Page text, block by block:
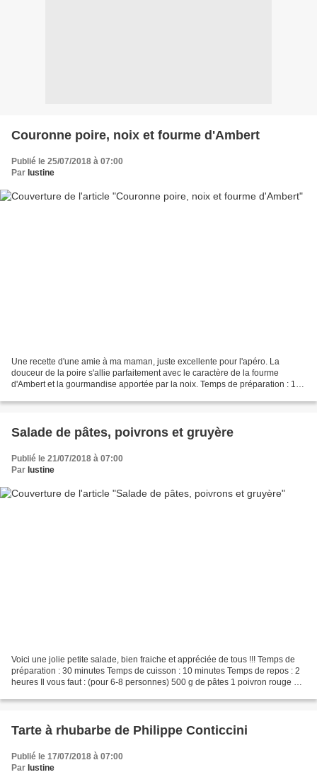
Couronne poire, noix et fourme d'Ambert
Publié le 25/07/2018 à 07:00
Par lustine
Une recette d'une amie à ma maman, juste excellente pour l'apéro. La
douceur de la poire s'allie parfaitement avec le caractère de la fourme
d'Ambert et la gourmandise apportée par la noix. Temps de préparation : 15
Salade de pâtes, poivrons et gruyère
Publié le 21/07/2018 à 07:00
Par lustine
Voici une jolie petite salade, bien fraiche et appréciée de tous !!! Temps de
préparation : 30 minutes Temps de cuisson : 10 minutes Temps de repos : 2
heures Il vous faut : (pour 6-8 personnes) 500 g de pâtes 1 poivron rouge 1
Tarte à rhubarbe de Philippe Conticcini
Publié le 17/07/2018 à 07:00
Par lustine